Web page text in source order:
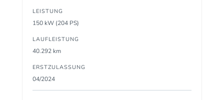
LEISTUNG
150 kW (204 PS)
LAUFLEISTUNG
40.292 km
ERSTZULASSUNG
04/2024